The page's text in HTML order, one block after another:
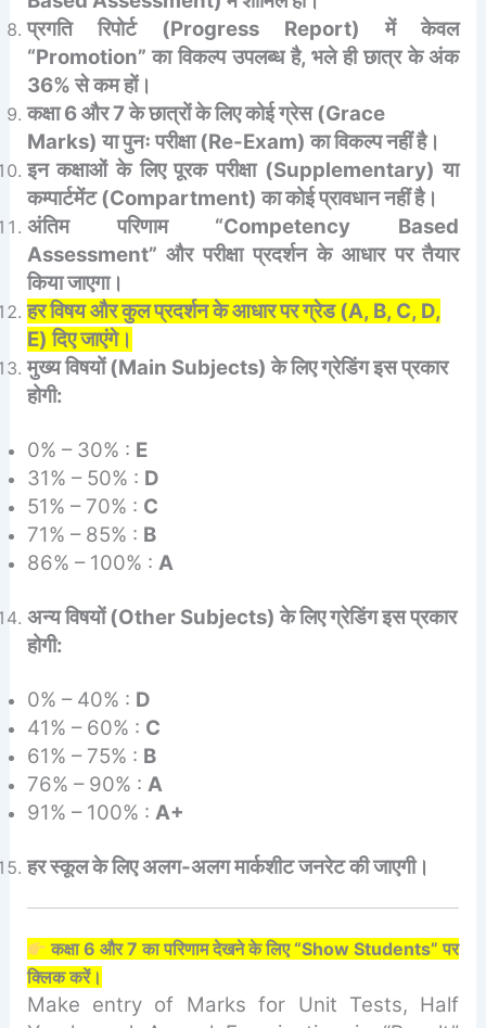
प्रगति रिपोर्ट (Progress Report) में केवल
“Promotion” का विकल्प उपलब्ध है, भले ही छात्र के अंक
36% से कम हों।
कक्षा 6 और 7 के छात्रों के लिए कोई ग्रेस (Grace
Marks) या पुनः परीक्षा (Re-Exam) का विकल्प नहीं है।
इन कक्षाओं के लिए पूरक परीक्षा (Supplementary) या
कम्पार्टमेंट (Compartment) का कोई प्रावधान नहीं है।
अंतिम परिणाम “Competency Based
Assessment” और परीक्षा प्रदर्शन के आधार पर तैयार
किया जाएगा।
हर विषय और कुल प्रदर्शन के आधार पर ग्रेड (A, B, C, D,
E) दिए जाएंगे।
मुख्य विषयों (Main Subjects) के लिए ग्रेडिंग इस प्रकार
होगी:
0% – 30% : E
31% – 50% : D
51% – 70% : C
71% – 85% : B
86% – 100% : A
अन्य विषयों (Other Subjects) के लिए ग्रेडिंग इस प्रकार
होगी:
0% – 40% : D
41% – 60% : C
61% – 75% : B
76% – 90% : A
91% – 100% : A+
हर स्कूल के लिए अलग-अलग मार्कशीट जनरेट की जाएगी।
कक्षा 6 और 7 का परिणाम देखने के लिए “Show Students” पर
क्लिक करें।
Make entry of Marks for Unit Tests, Half